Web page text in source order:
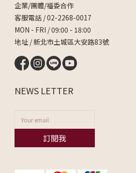
企業/團體/福委合作
客服電話 /02-2268-0017
MON - FRI / 09:00 - 18:00
地址 / 新北市土城區大安路83號
NEWS LETTER
訂閱我